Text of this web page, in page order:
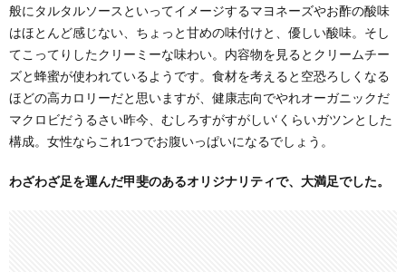
般にタルタルソースといってイメージするマヨネーズやお酢の酸味
はほとんど感じない、ちょっと甘めの味付けと、優しい酸味。そし
てこってりしたクリーミーな味わい。内容物を見るとクリームチー
ズと蜂蜜が使われているようです。食材を考えると空恐ろしくなる
ほどの高カロリーだと思いますが、健康志向でやれオーガニックだ
マクロビだうるさい昨今、むしろすがすがしい‘くらいガツンとした
構成。女性ならこれ1つでお腹いっぱいになるでしょう。
わざわざ足を運んだ甲斐のあるオリジナリティで、大満足でした。